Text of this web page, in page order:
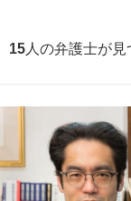
15 人の弁護士が